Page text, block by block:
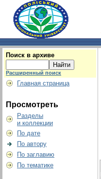
Поиск в архиве
Расширенный поиск
Главная страница
Просмотреть
Разделы
и коллекции
По дате
По автору
По заглавию
По тематике